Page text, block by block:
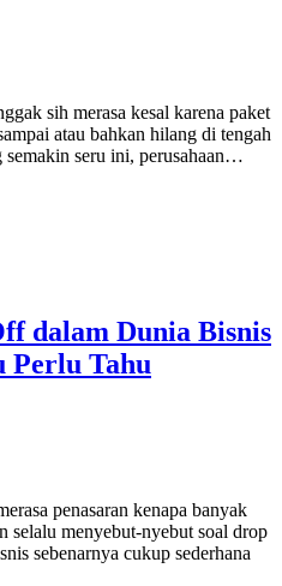
sih merasa kesal karena paket
atau bahkan hilang di tengah
seru ini, perusahaan…
dalam Dunia Bisnis
Perlu Tahu
penasaran kenapa banyak
selalu menyebut-nyebut soal drop
sebenarnya cukup sederhana